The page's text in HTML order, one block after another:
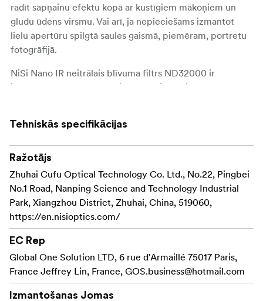
radīt sapņainu efektu kopā ar kustīgiem mākoņiem un
gludu ūdens virsmu. Vai arī, ja nepieciešams izmantot
lielu apertūru spilgtā saules gaismā, piemēram, portretu
fotogrāfijā.
NiSi Nano IR neitrālais blīvuma filtrs ND32000 ir
izgatavots no augstas kvalitātes optiskā stikla no Japānas
samazinātu atspīduma un atstarojumu risku.
Superciets Nano pārklājums atgrūž ūdeni un taukus, kā
arī padara filtru viegli tīrāmu. NiSi īpašais IR pārklājums
novērš infrasarkano gaismu un palīdz nodrošināt neitrālu
krāsu atveidojumu pat pie garām slēdža ātrumiem.
Filtra gredzens ir izgatavots no alumīnija un ir tikai 3,5
mm biezs, kas nozīmē, ka filtru var izmantot platleņķa
objektīvos, neradot vinjetēšanu.
Funkcijas
Tehniskās specifikācijas
Ražotājs
Zhuhai Cufu Optical Technology Co. Ltd., No.22, Pingbei
No.1 Road, Nanping Science and Technology Industrial
Park, Xiangzhou District, Zhuhai, China, 519060,
https://en.nisioptics.com/
EC Rep
Global One Solution LTD, 6 rue d'Armaillé 75017 Paris,
France Jeffrey Lin, France, GOS.business@hotmail.com
Izmantošanas Jomas